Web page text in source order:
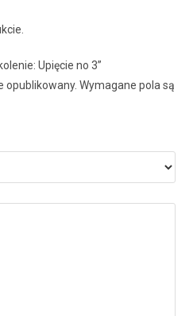
Upięcie no 3”
opublikowany. Wymagane pola są